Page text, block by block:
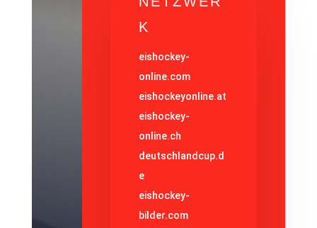
K
eishockey-
online.com
eishockeyonline.at
eishockey-
online.ch
deutschlandcup.d
e
eishockey-
bilder.com